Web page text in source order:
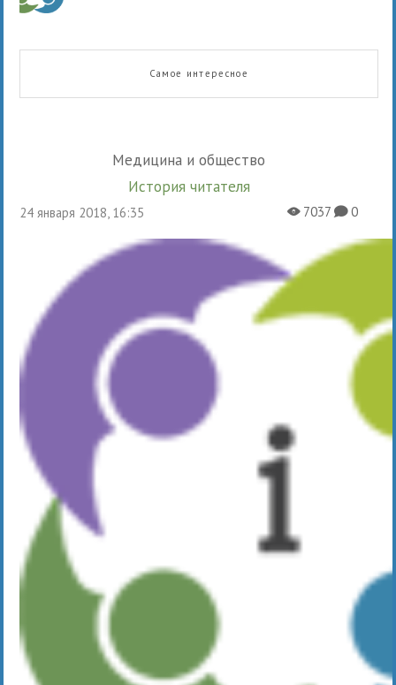
Самое интересное
Медицина и общество
История читателя
24 января 2018, 16:35 X7037K0